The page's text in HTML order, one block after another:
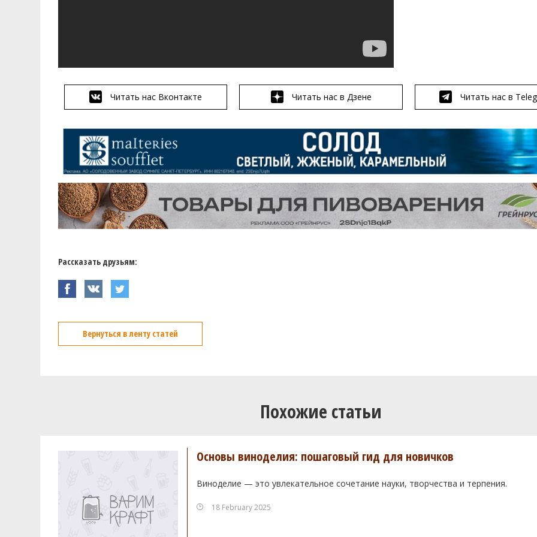
Читать нас Вконтакте Читать нас в Дзене Читать нас в
Рассказать друзьям:
Вернуться в ленту статей
Похожие статьи
Основы виноделия: пошаговый гид для новичков
Виноделие — это увлекательное сочетание науки, творчества и терпения.
18 February 2025